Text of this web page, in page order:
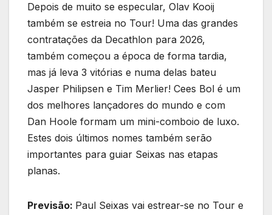
Depois de muito se especular, Olav Kooij
também se estreia no Tour! Uma das grandes
contratações da Decathlon para 2026,
também começou a época de forma tardia,
mas já leva 3 vitórias e numa delas bateu
Jasper Philipsen e Tim Merlier! Cees Bol é um
dos melhores lançadores do mundo e com
Dan Hoole formam um mini-comboio de luxo.
Estes dois últimos nomes também serão
importantes para guiar Seixas nas etapas
planas.
Previsão: Paul Seixas vai estrear-se no Tour e